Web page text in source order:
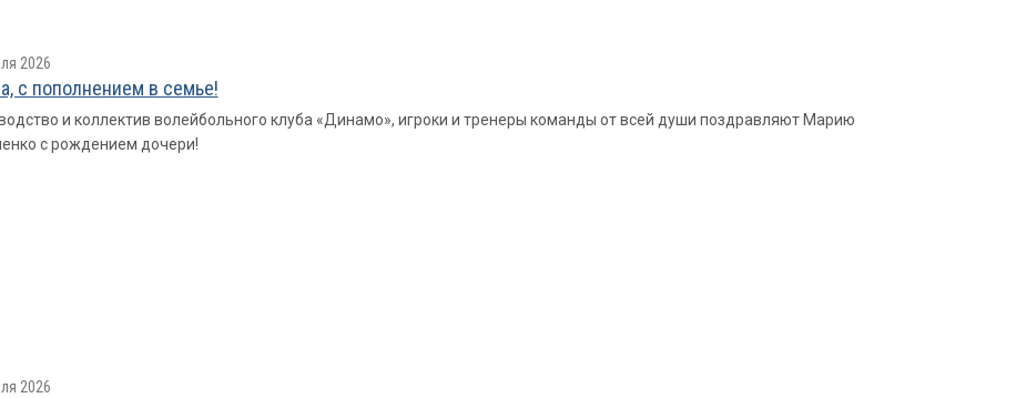
2026
с пополнением в семье!
и коллектив волейбольного клуба «Динамо», игроки и тренеры команды от всей души поздравляют Марию
с рождением дочери!
2026